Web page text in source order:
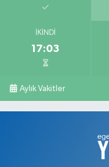
Mert Eczanesi
İslice Mahallesi, Fatih
İKINDI
17:03
Aylık Vakitler